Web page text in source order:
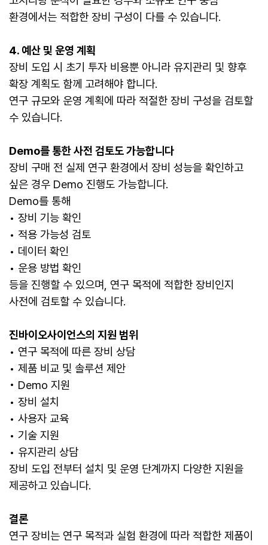
환경에서는 적합한 장비 구성이 다를 수 있습니다.
4. 예산 및 운영 계획
장비 도입 시 초기 투자 비용뿐 아니라 유지관리 및 향후
확장 계획도 함께 고려해야 합니다.
연구 규모와 운영 계획에 따라 적절한 장비 구성을 검토할
수 있습니다.
Demo를 통한 사전 검토도 가능합니다
장비 구매 전 실제 연구 환경에서 장비 성능을 확인하고
싶은 경우 Demo 진행도 가능합니다.
Demo를 통해
• 장비 기능 확인
• 적용 가능성 검토
• 데이터 확인
• 운용 방법 확인
등을 진행할 수 있으며, 연구 목적에 적합한 장비인지
사전에 검토할 수 있습니다.
진바이오사이언스의 지원 범위
• 연구 목적에 따른 장비 상담
• 제품 비교 및 솔루션 제안
• Demo 지원
• 장비 설치
• 사용자 교육
• 기술 지원
• 유지관리 상담
장비 도입 전부터 설치 및 운영 단계까지 다양한 지원을
제공하고 있습니다.
결론
연구 장비는 연구 목적과 실험 환경에 따라 적합한 제품이